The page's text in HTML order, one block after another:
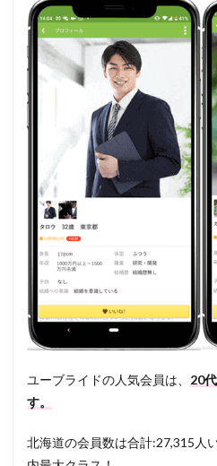
ユーブライドの人気会員は、 20
す。
北海道の会員数は合計:27,315人